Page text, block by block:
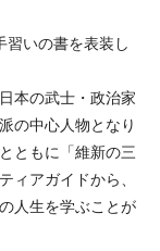
習いの書を表装し
本の武士・政治家
の中心人物となり
ともに「維新の三
ィアガイドから、
人生を学ぶことが